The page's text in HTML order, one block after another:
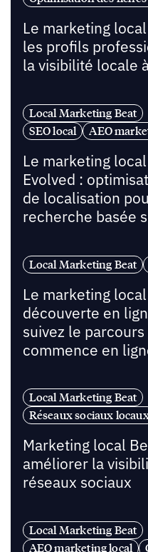
Le marketing
les profils
la visibilité locale
Local Marketing Beat
SEO local
AEO
Le marketing
Evolved :
de localisation
recherche basée
Local Marketing Beat
Le marketing
découverte en
suivez le
commence en
Local Marketing Beat
Réseaux sociaux
Marketing local
améliorer la
réseaux sociaux
Local Marketing Beat
AEO marketing local